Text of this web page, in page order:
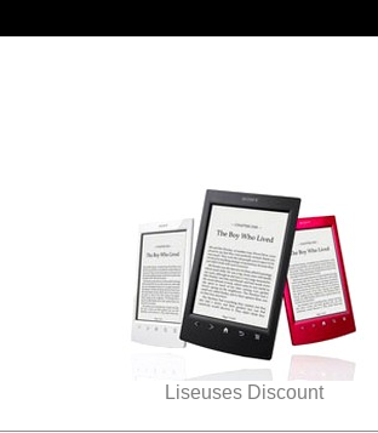
Liseuses Discount